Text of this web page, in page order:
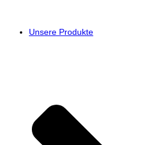
Unsere Produkte